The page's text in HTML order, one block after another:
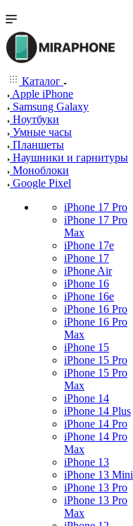
Каталог
Apple iPhone
Samsung Galaxy
Ноутбуки
Умные часы
Планшеты
Наушники и гарнитуры
Моноблоки
Google Pixel
iPhone 17 Pro
iPhone 17 Pro
Max
iPhone 17e
iPhone 17
iPhone Air
iPhone 16
iPhone 16e
iPhone 16 Pro
iPhone 16 Pro
Max
iPhone 15
iPhone 15 Pro
iPhone 15 Pro
Max
iPhone 14
iPhone 14 Plus
iPhone 14 Pro
iPhone 14 Pro
Max
iPhone 13
iPhone 13 Mini
iPhone 13 Pro
iPhone 13 Pro
Max